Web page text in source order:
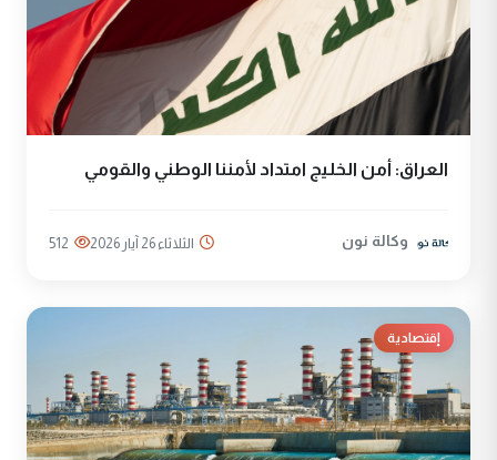
العراق: أمن الخليج امتداد لأمننا الوطني والقومي
وكالة نون الثلاثاء 26 آيار 2026 512
إقتصادية